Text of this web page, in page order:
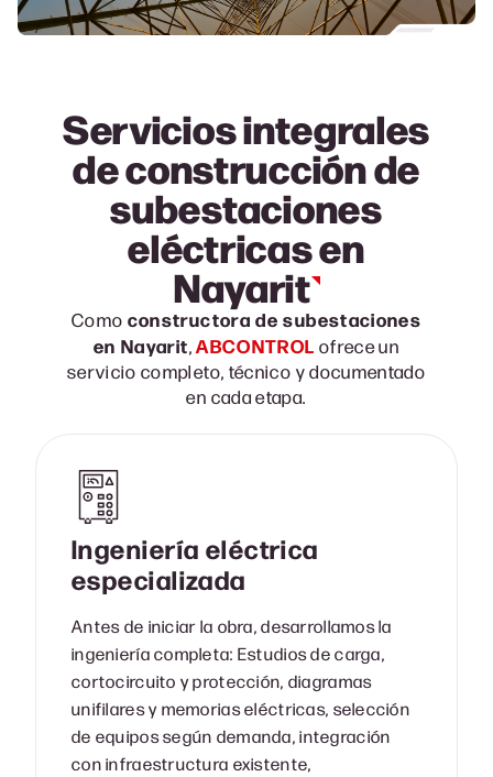
Servicios integrales
de construcción de
subestaciones
eléctricas en
Nayarit
Como constructora de subestaciones
en Nayarit,ABCONTROL ofrece un
servicio completo, técnico y documentado
en cada etapa.
Ingeniería eléctrica
especializada
Antes de iniciar la obra, desarrollamos la
ingeniería completa: Estudios de carga,
cortocircuito y protección, diagramas
unifilares y memorias eléctricas, selección
de equipos según demanda, integración
con infraestructura existente,